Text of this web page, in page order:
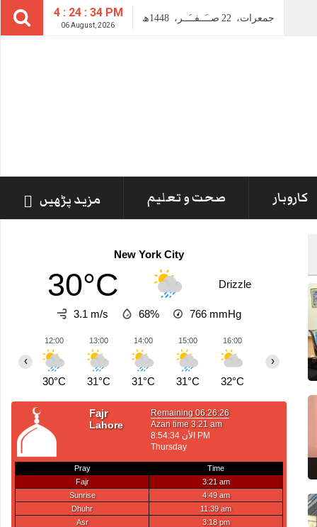
4 : 24 : 35 PM
06 August, 2026
جمعرات، 22 صــَــفــَــر، 1448ھ
کاروبار صحت و تعلیم مزید پڑھیں
New York City
30°C Drizzle
3.1 m/s 68% 766 mmHg
12:00
30°C
13:00
31°C
14:00
31°C
15:00
31°C
16:00
32°C
‹ ›